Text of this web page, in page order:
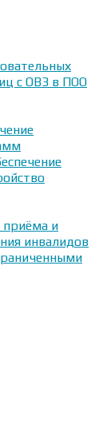
с ОВЗ в ПОО
приёма и
инвалидов